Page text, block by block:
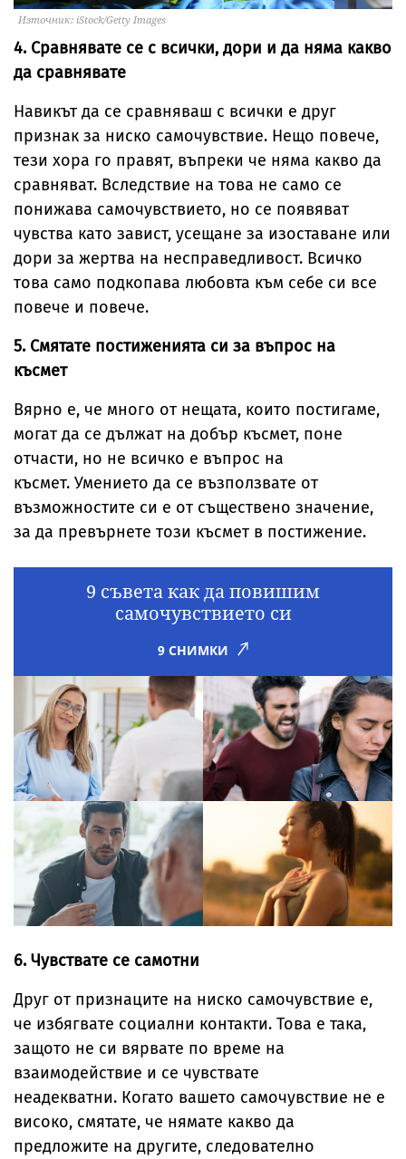
Източник: iStock/Getty Images
4. Сравнявате се с всички, дори и да няма какво
да сравнявате
Навикът да се сравняваш с всички е друг
признак за ниско самочувствие. Нещо повече,
тези хора го правят, въпреки че няма какво да
сравняват. Вследствие на това не само се
понижава самочувствието, но се появяват
чувства като завист, усещане за изоставане или
дори за жертва на несправедливост. Всичко
това само подкопава любовта към себе си все
повече и повече.
5. Смятате постиженията си за въпрос на
късмет
Вярно е, че много от нещата, които постигаме,
могат да се дължат на добър късмет, поне
отчасти, но не всичко е въпрос на
късмет. Умението да се възползвате от
възможностите си е от съществено значение,
за да превърнете този късмет в постижение.
9 съвета как да повишим
самочувствието си
9 СНИМКИ
6. Чувствате се самотни
Друг от признаците на ниско самочувствие е,
че избягвате социални контакти. Това е така,
защото не си вярвате по време на
взаимодействие и се чувствате
неадекватни. Когато вашето самочувствие не е
високо, смятате, че нямате какво да
предложите на другите, следователно